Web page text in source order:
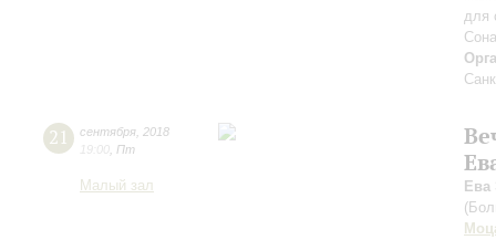
для
21 сентября 2018
19:00 Пт
Малый зал
Ева